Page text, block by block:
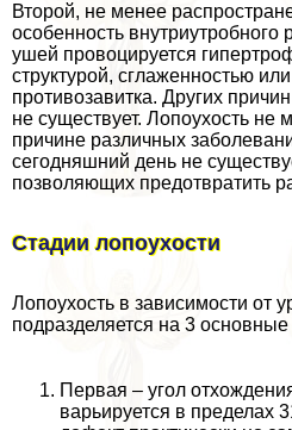
Второй, не менее
особенность
ушей провоцируется
структурой, сглаженностью
противозавитка. Других
не существует. Лопоухость не
причине различных
сегодняшний день не
позволяющих предотвратить
Стадии лопоухости
Лопоухость в зависимости от
подразделяется на 3 основные
Первая – угол
варьируется в пределах